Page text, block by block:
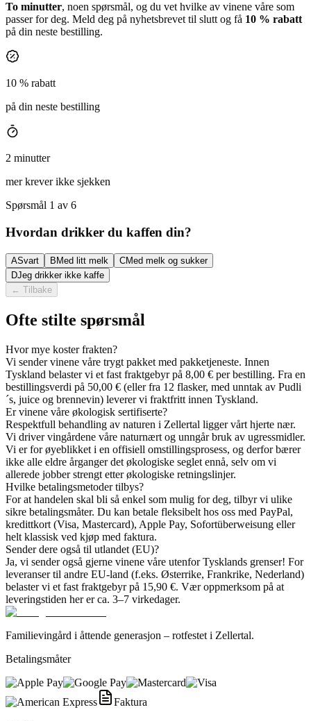
To minutter, noen spørsmål, og du vet hvilke av vinene våre som
passer for deg. Meld deg på nyhetsbrevet til slutt og få 10 % rabatt
på din neste bestilling.
10 % rabatt
på din neste bestilling
2 minutter
mer krever ikke sjekken
Spørsmål 1 av 6
Hvordan drikker du kaffen din?
ASvart B Med litt melk CMed melk og sukker
DJeg drikker ikke kaffe
← Tilbake
Ofte stilte spørsmål
Hvor mye koster frakten?
Vi sender vinene våre trygt pakket med pakketjeneste. Innen
Tyskland belaster vi et fast fraktgebyr på 8,00 € per bestilling. Fra en
bestillingsverdi på 50,00 € (eller fra 12 flasker, med unntak av Pudli
´s, juice og brennevin) leverer vi fraktfritt innen Tyskland.
Er vinene våre økologisk sertifiserte?
Respektfull behandling av naturen i Zellertal ligger vårt hjerte nær.
Vi driver vingårdene våre naturnært og unngår bruk av ugressmidler.
Vi er for øyeblikket i en offisiell omstillingsprosess, og derfor bærer
ikke alle eldre årganger det økologiske seglet ennå, selv om vi
allerede jobber strengt etter økologiske retningslinjer.
Hvilke betalingsmetoder tilbys?
For at handelen skal bli så enkel som mulig for deg, tilbyr vi ulike
sikre betalingsmåter. Du kan betale fleksibelt hos oss med PayPal,
kredittkort (Visa, Mastercard), Apple Pay, Sofortüberweisung eller
helt klassisk ved kjøp med faktura.
Sender dere også til utlandet (EU)?
Ja, vi sender også gjerne vinene våre utenfor Tysklands grenser! For
leveranser til andre EU-land (f.eks. Østerrike, Frankrike, Nederland)
belaster vi et fast fraktgebyr på 15,90 €. Vær oppmerksom på at
leveringstiden her er ca. 3–7 virkedager.
Familievingård i åttende generasjon – rotfestet i Zellertal.
Betalingsmåter
Faktura